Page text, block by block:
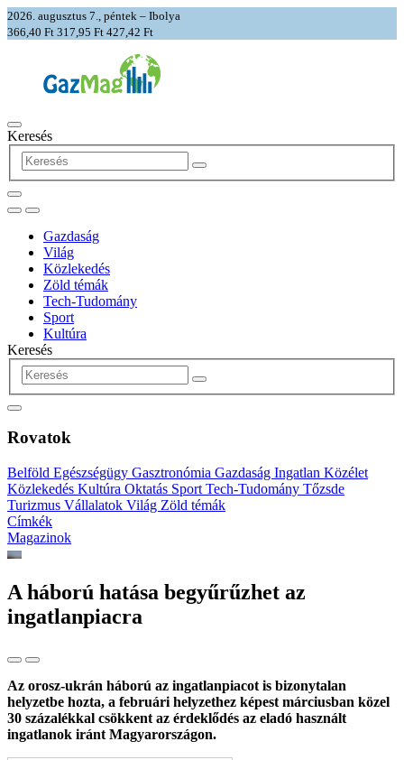
2026. augusztus 7., péntek – Ibolya
366,40 Ft 317,95 Ft 427,42 Ft
Keresés
Gazdaság
Világ
Közlekedés
Zöld témák
Tech-Tudomány
Sport
Kultúra
Keresés
Rovatok
Belföld Egészségügy Gasztronómia Gazdaság Ingatlan Közélet
Közlekedés Kultúra Oktatás Sport Tech-Tudomány Tőzsde
Turizmus Vállalatok Világ Zöld témák
Címkék
Magazinok
A háború hatása begyűrűzhet az
ingatlanpiacra
Az orosz-ukrán háború az ingatlanpiacot is bizonytalan
helyzetbe hozta, a februári helyzethez képest márciusban közel
30 százalékkal csökkent az érdeklődés az eladó használt
ingatlanok iránt Magyarországon.